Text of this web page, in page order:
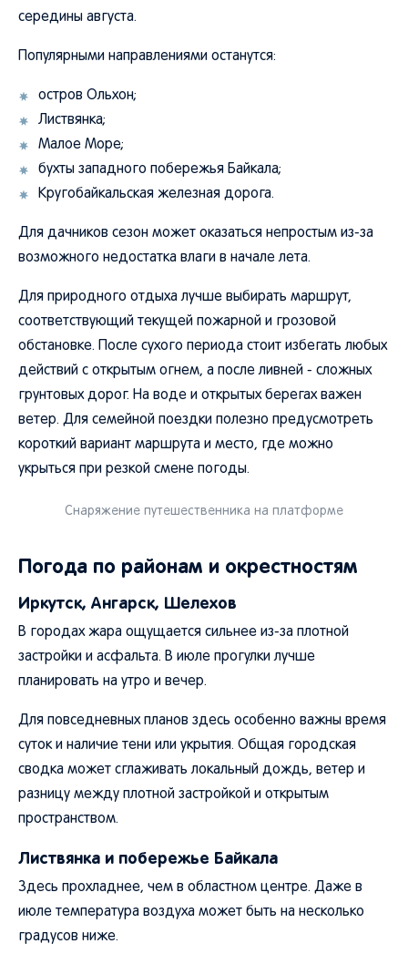
середины августа.
Популярными направлениями останутся:
остров Ольхон;
Листвянка;
Малое Море;
бухты западного побережья Байкала;
Кругобайкальская железная дорога.
Для дачников сезон может оказаться непростым из-за
возможного недостатка влаги в начале лета.
Для природного отдыха лучше выбирать маршрут,
соответствующий текущей пожарной и грозовой
обстановке. После сухого периода стоит избегать любых
действий с открытым огнем, а после ливней - сложных
грунтовых дорог. На воде и открытых берегах важен
ветер. Для семейной поездки полезно предусмотреть
короткий вариант маршрута и место, где можно
укрыться при резкой смене погоды.
Снаряжение путешественника на платформе
Погода по районам и окрестностям
Иркутск, Ангарск, Шелехов
В городах жара ощущается сильнее из-за плотной
застройки и асфальта. В июле прогулки лучше
планировать на утро и вечер.
Для повседневных планов здесь особенно важны время
суток и наличие тени или укрытия. Общая городская
сводка может сглаживать локальный дождь, ветер и
разницу между плотной застройкой и открытым
пространством.
Листвянка и побережье Байкала
Здесь прохладнее, чем в областном центре. Даже в
июле температура воздуха может быть на несколько
градусов ниже.